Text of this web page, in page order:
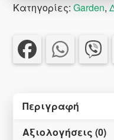
Κατηγορίες:Garden,
Περιγραφή
Αξιολογήσεις (0)